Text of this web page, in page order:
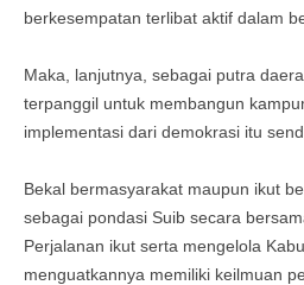
berkesempatan terlibat aktif dalam
Maka, lanjutnya, sebagai putra
terpanggil untuk membangun
implementasi dari demokrasi itu
Bekal bermasyarakat maupun ikut
sebagai pondasi Suib secara
Perjalanan ikut serta mengelola
menguatkannya memiliki keilmuan